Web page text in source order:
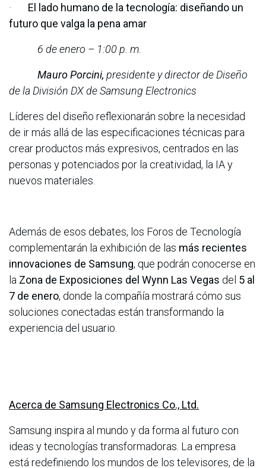
· El lado humano de la tecnología: diseñando un
futuro que valga la pena amar
6 de enero – 1:00 p. m.
Mauro Porcini, presidente y director de Diseño
de la División DX de Samsung Electronics
Líderes del diseño reflexionarán sobre la necesidad
de ir más allá de las especificaciones técnicas para
crear productos más expresivos, centrados en las
personas y potenciados por la creatividad, la IA y
nuevos materiales.
Además de esos debates, los Foros de Tecnología
complementarán la exhibición de las más recientes
innovaciones de Samsung, que podrán conocerse en
la Zona de Exposiciones del Wynn Las Vegas del 5 al
7 de enero, donde la compañía mostrará cómo sus
soluciones conectadas están transformando la
experiencia del usuario.
Acerca de Samsung Electronics Co., Ltd.
Samsung inspira al mundo y da forma al futuro con
ideas y tecnologías transformadoras. La empresa
está redefiniendo los mundos de los televisores, de la